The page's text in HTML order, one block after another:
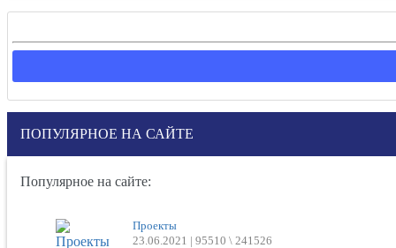
ПОПУЛЯРНОЕ НА САЙТЕ
Популярное на сайте:
Проекты
23.06.2021 | 95510 \ 241526